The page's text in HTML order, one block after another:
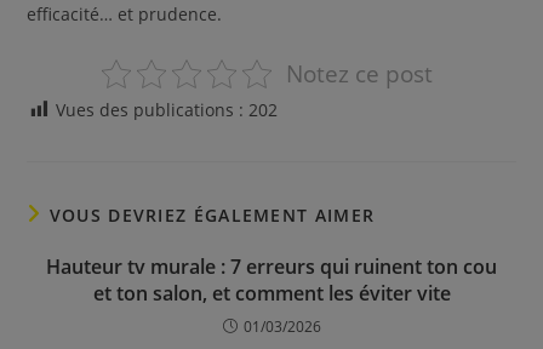
efficacité… et prudence.
Notez ce post
Vues des publications : 202
VOUS DEVRIEZ ÉGALEMENT AIMER
Hauteur tv murale : 7 erreurs qui ruinent ton cou
et ton salon, et comment les éviter vite
01/03/2026